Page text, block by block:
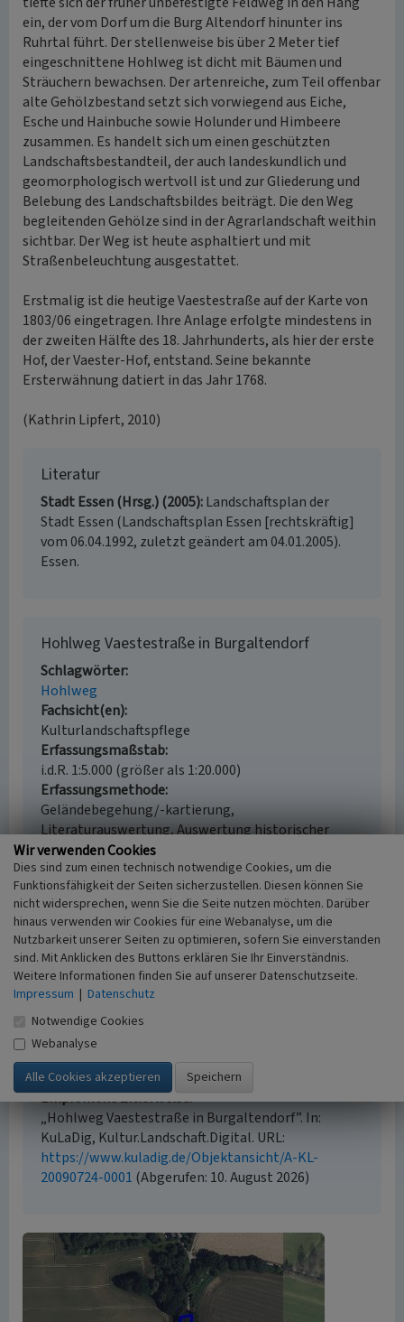
ein, der vom Dorf um die Burg Altendorf hinunter ins
Ruhrtal führt. Der stellenweise bis über 2 Meter tief
eingeschnittene Hohlweg ist dicht mit Bäumen und
Sträuchern bewachsen. Der artenreiche, zum Teil offenbar
alte Gehölzbestand setzt sich vorwiegend aus Eiche,
Esche und Hainbuche sowie Holunder und Himbeere
zusammen. Es handelt sich um einen geschützten
Landschaftsbestandteil, der auch landeskundlich und
geomorphologisch wertvoll ist und zur Gliederung und
Belebung des Landschaftsbildes beiträgt. Die den Weg
begleitenden Gehölze sind in der Agrarlandschaft weithin
sichtbar. Der Weg ist heute asphaltiert und mit
Straßenbeleuchtung ausgestattet.
Erstmalig ist die heutige Vaestestraße auf der Karte von
1803/06 eingetragen. Ihre Anlage erfolgte mindestens in
der zweiten Hälfte des 18. Jahrhunderts, als hier der erste
Hof, der Vaester-Hof, entstand. Seine bekannte
Ersterwähnung datiert in das Jahr 1768.
(Kathrin Lipfert, 2010)
Literatur
Stadt Essen (Hrsg.) (2005) Landschaftsplan der
Stadt Essen (Landschaftsplan Essen [rechtskräftig]
vom 06.04.1992, zuletzt geändert am 04.01.2005).
Essen.
Hohlweg Vaestestraße in Burgaltendorf
Schlagwörter
Hohlweg
Fachsicht(en)
Kulturlandschaftspflege
Erfassungsmaßstab
i.d.R. 1:5.000 (größer als 1:20.000)
Erfassungsmethode
Geländebegehung/-kartierung,
Literaturauswertung, Auswertung historischer
Karten
Historischer Zeitraum
Beginn 1760 bis 1802
Empfohlene Zitierweise
Urheberrechtlicher Hinweis
Der hier präsentierte Inhalt ist urheberrechtlich
geschützt. Die angezeigten Medien unterliegen
möglicherweise zusätzlichen urheberrechtlichen
Bedingungen, die an diesen ausgewiesen sind.
Empfohlene Zitierweise
„Hohlweg Vaestestraße in Burgaltendorf”. In:
KuLaDig, Kultur.Landschaft.Digital. URL:
https://www.kuladig.de/Objektansicht/A-KL-
20090724-0001 (Abgerufen: 10. August 2026)
Wir verwenden Cookies
Dies sind zum einen technisch notwendige Cookies, um die
Funktionsfähigkeit der Seiten sicherzustellen. Diesen können Sie
nicht widersprechen, wenn Sie die Seite nutzen möchten. Darüber
hinaus verwenden wir Cookies für eine Webanalyse, um die
Nutzbarkeit unserer Seiten zu optimieren, sofern Sie einverstanden
sind. Mit Anklicken des Buttons erklären Sie Ihr Einverständnis.
Weitere Informationen finden Sie auf unserer Datenschutzseite.
Impressum | Datenschutz
Notwendige Cookies
Webanalyse